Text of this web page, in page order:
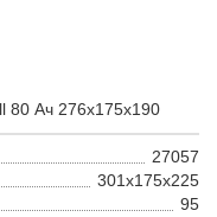
80 Ач 276x175x190
27057
301x175x225
95